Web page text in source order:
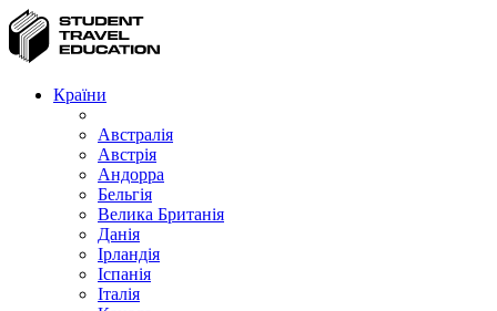
Країни
Австралія
Австрія
Андорра
Бельгія
Велика Британія
Данія
Ірландія
Іспанія
Італія